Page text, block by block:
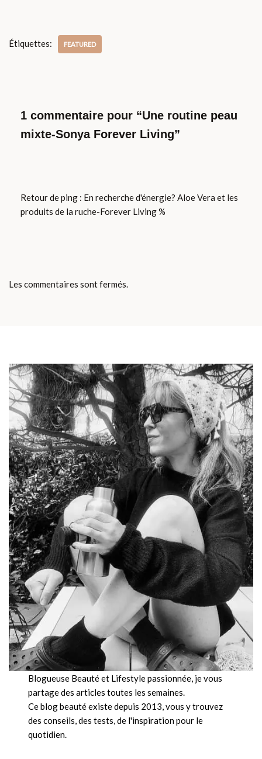
Étiquettes: FEATURED
1 commentaire pour “Une routine peau
mixte-Sonya Forever Living”
Retour de ping : En recherche d'énergie? Aloe Vera et les
produits de la ruche-Forever Living %
Les commentaires sont fermés.
Blogueuse Beauté et Lifestyle passionnée, je vous
partage des articles toutes les semaines.
Ce blog beauté existe depuis 2013, vous y trouvez
des conseils, des tests, de l'inspiration pour le
quotidien.